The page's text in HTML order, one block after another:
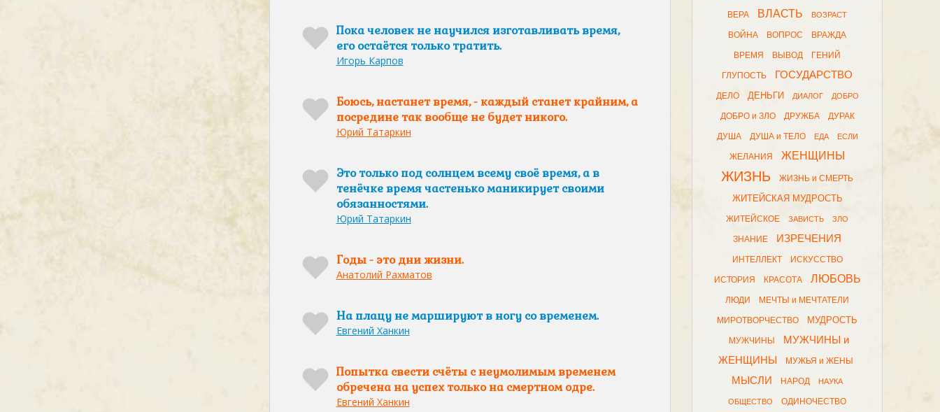
Пока человек не научился изготавливать время,
его остаётся только тратить.
Игорь Карпов
Боюсь, настанет время, - каждый станет крайним, а
посредине так вообще не будет никого.
Юрий Татаркин
Это только под солнцем всему своё время, а в
тенёчке время частенько маникирует своими
обязанностями.
Юрий Татаркин
Годы - это дни жизни.
Анатолий Рахматов
На плацу не маршируют в ногу со временем.
Евгений Ханкин
Попытка свести счёты с неумолимым временем
обречена на успех только на смертном одре.
Евгений Ханкин
ВЕРА ВЛАСТЬ ВОЗРАСТ
ВОЙНА ВОПРОС ВРАЖДА
ВРЕМЯ ВЫВОД ГЕНИЙ
ГЛУПОСТЬ ГОСУДАРСТВО
ДЕЛО ДЕНЬГИ ДИАЛОГ ДОБРО
ДОБРО и ЗЛО ДРУЖБА ДУРАК
ДУША ДУША и ТЕЛО ЕДА ЕСЛИ
ЖЕЛАНИЯ ЖЕНЩИНЫ
ЖИЗНЬ ЖИЗНЬ и СМЕРТЬ
ЖИТЕЙСКАЯ МУДРОСТЬ
ЖИТЕЙСКОЕ ЗАВИСТЬ ЗЛО
ЗНАНИЕ ИЗРЕЧЕНИЯ
ИНТЕЛЛЕКТ ИСКУССТВО
ИСТОРИЯ КРАСОТА ЛЮБОВЬ
ЛЮДИ МЕЧТЫ и МЕЧТАТЕЛИ
МИРОТВОРЧЕСТВО МУДРОСТЬ
МУЖЧИНЫ
МУЖЧИНЫ и
ЖЕНЩИНЫ
МУЖЬЯ и ЖЕНЫ
МЫСЛИ НАРОД НАУКА
ОБЩЕСТВО ОДИНОЧЕСТВО